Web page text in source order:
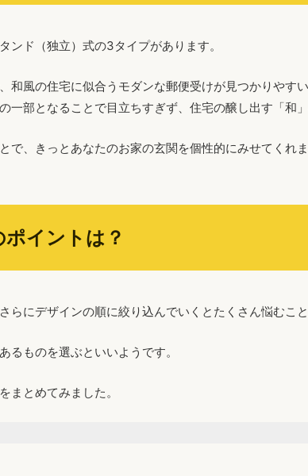
ド（独立）式の3タイプがあります。
風の住宅に似合うモダンな郵便受けが見つかりやすい
部となることで目立ちすぎず、住宅の醸し出す「和
、きっとあなたのお家の玄関を個性的にみせてくれま
イントは？
にデザインの順に絞り込んでいくとたくさん悩むこ
ものを選ぶといいようです。
まとめてみました。